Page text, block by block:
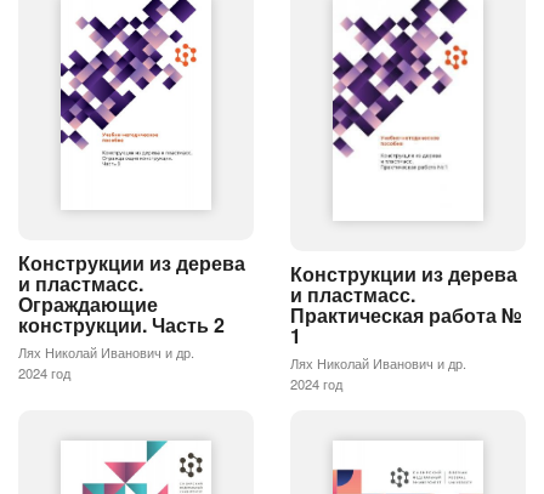
Конструкции из дерева
и пластмасс.
Ограждающие
конструкции. Часть 2
Лях Николай Иванович и др.
2024 год
Конструкции из дерева
и пластмасс.
Практическая работа №
1
Лях Николай Иванович и др.
2024 год